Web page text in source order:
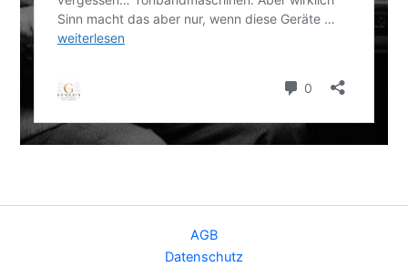
AGB
Datenschutz